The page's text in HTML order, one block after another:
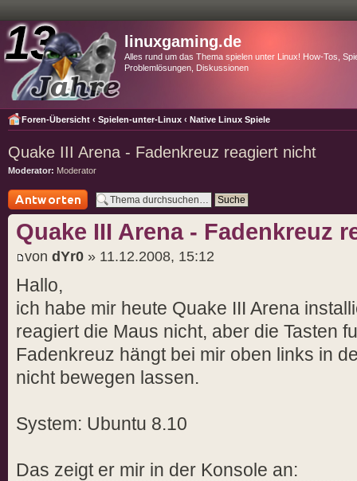
linuxgaming.de
Alles rund um das Thema spielen unter Linux! How-Tos,
Problemlösungen, Diskussionen
Foren-Übersicht ‹ Spielen-unter-Linux ‹ Native Linux Spiele
Quake III Arena - Fadenkreuz reagiert nicht
Moderator: Moderator
Antwort schreiben
Quake III Arena - Fadenkreuz
von dYr0 » 11.12.2008, 15:12
Hallo,
ich habe mir heute Quake III Arena
reagiert die Maus nicht, aber die Tasten
Fadenkreuz hängt bei mir oben links in
nicht bewegen lassen.
System: Ubuntu 8.10
Das zeigt er mir in der Konsole an: